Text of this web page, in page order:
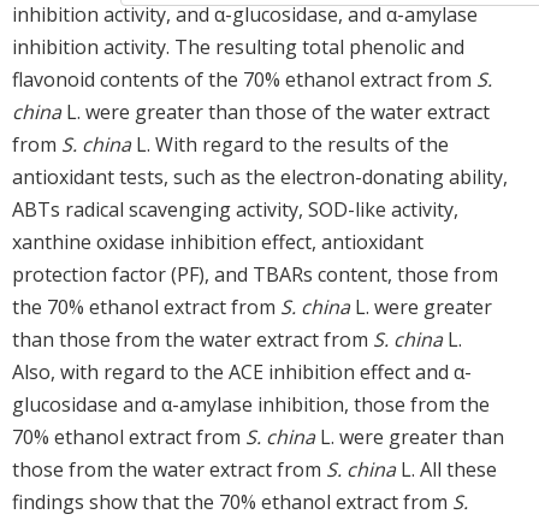
inhibition activity, and α-glucosidase, and α-amylase
inhibition activity. The resulting total phenolic and
flavonoid contents of the 70% ethanol extract from S.
chinaL. were greater than those of the water extract
from S. chinaL. With regard to the results of the
antioxidant tests, such as the electron-donating ability,
ABTs radical scavenging activity, SOD-like activity,
xanthine oxidase inhibition effect, antioxidant
protection factor (PF), and TBARs content, those from
the 70% ethanol extract from S. chinaL. were greater
than those from the water extract from S. chinaL.
Also, with regard to the ACE inhibition effect and α-
glucosidase and α-amylase inhibition, those from the
70% ethanol extract from S. chinaL. were greater than
those from the water extract from S. chinaL. All these
findings show that the 70% ethanol extract from S.